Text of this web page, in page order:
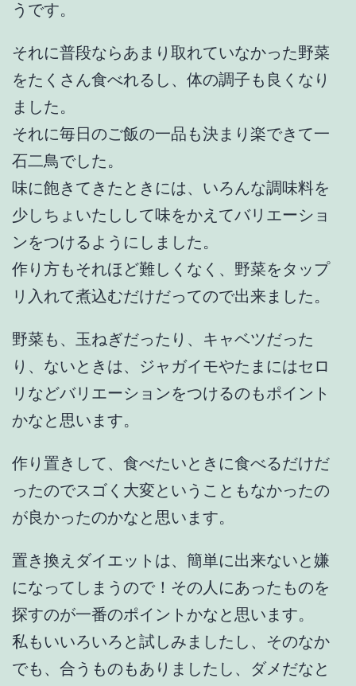
うです。
それに普段ならあまり取れていなかった野菜
をたくさん食べれるし、体の調子も良くなり
ました。
それに毎日のご飯の一品も決まり楽できて一
石二鳥でした。
味に飽きてきたときには、いろんな調味料を
少しちょいたしして味をかえてバリエーショ
ンをつけるようにしました。
作り方もそれほど難しくなく、野菜をタップ
リ入れて煮込むだけだってので出来ました。
野菜も、玉ねぎだったり、キャベツだった
り、ないときは、ジャガイモやたまにはセロ
リなどバリエーションをつけるのもポイント
かなと思います。
作り置きして、食べたいときに食べるだけだ
ったのでスゴく大変ということもなかったの
が良かったのかなと思います。
置き換えダイエットは、簡単に出来ないと嫌
になってしまうので！その人にあったものを
探すのが一番のポイントかなと思います。
私もいいろいろと試しみましたし、そのなか
でも、合うものもありましたし、ダメだなと